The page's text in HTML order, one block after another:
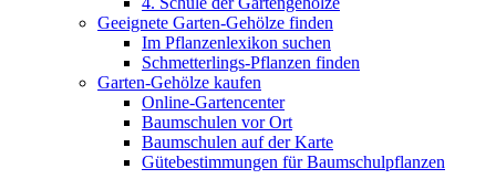
Geeignete Garten-Gehölze finden
Im Pflanzenlexikon suchen
Schmetterlings-Pflanzen finden
Garten-Gehölze kaufen
Online-Gartencenter
Baumschulen vor Ort
Baumschulen auf der Karte
Gütebestimmungen für Baumschulpflanzen